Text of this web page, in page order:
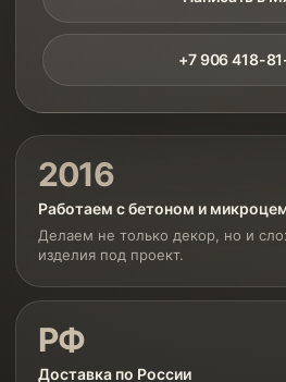
+7 906 418-
2016
Работаем с бетоном и
Делаем не только декор, но и
изделия под проект.
РФ
Доставка по России